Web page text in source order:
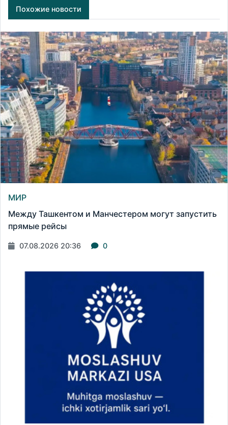
Похожие новости
МИР
Между Ташкентом и Манчестером могут запустить
прямые рейсы
07.08.2026 20:36 0